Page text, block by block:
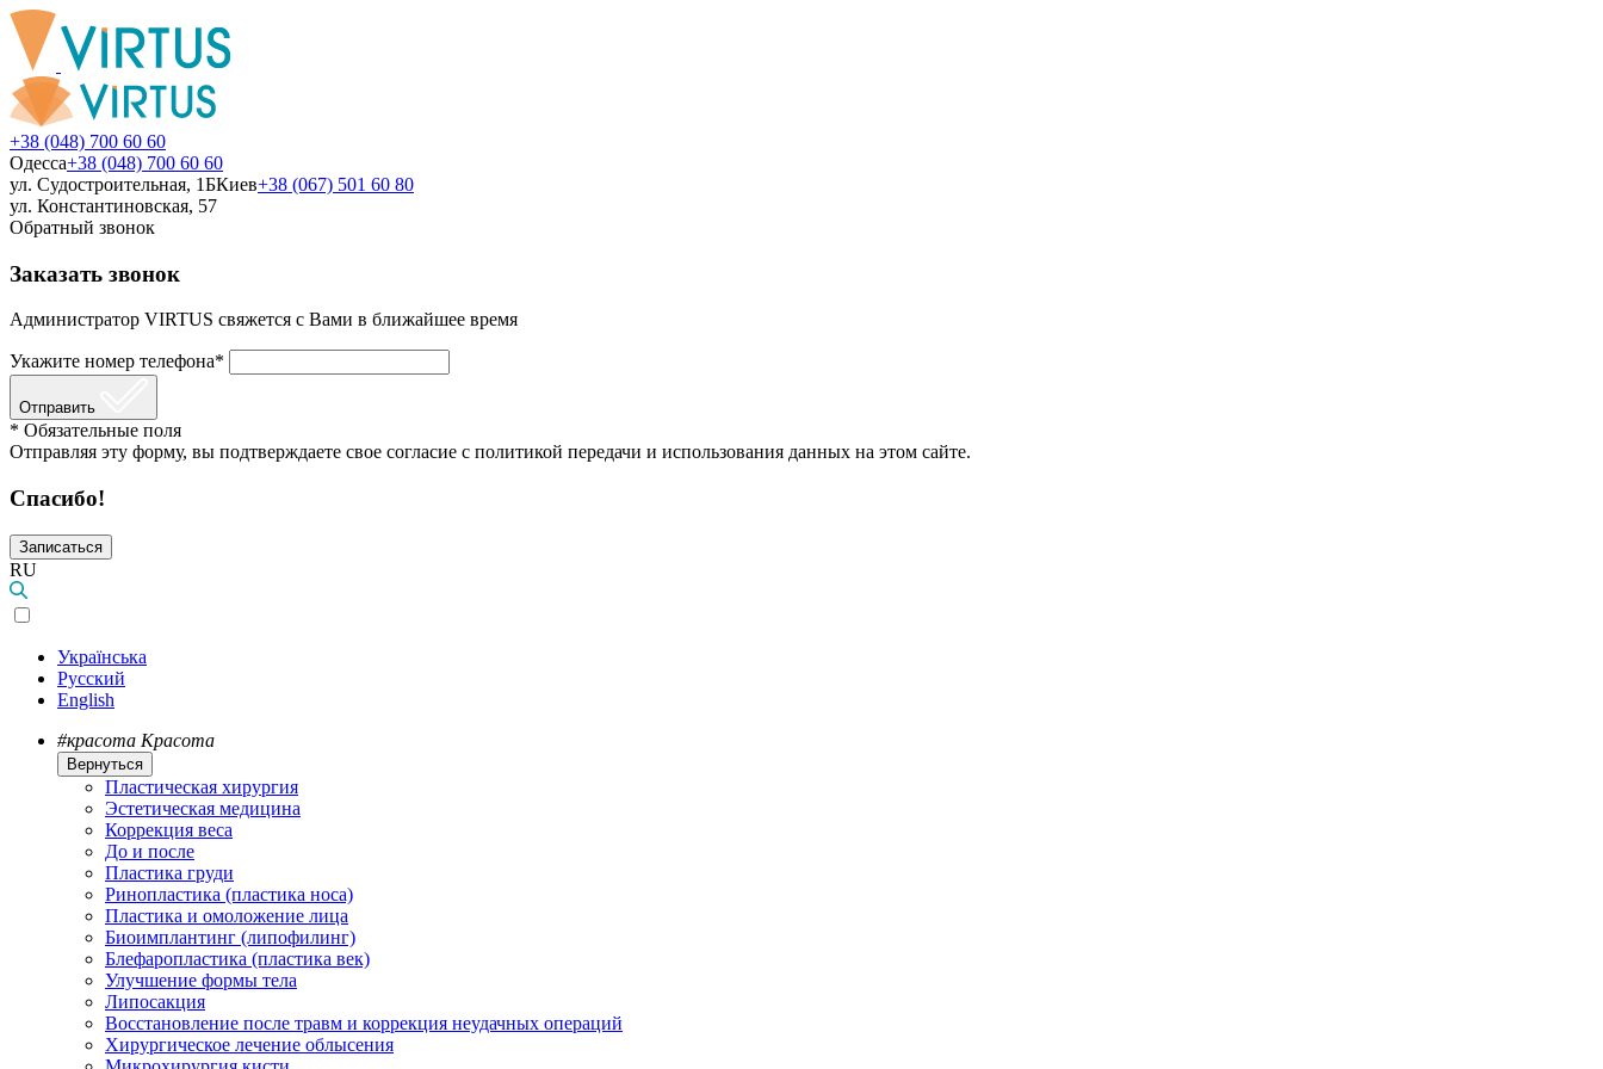
+38 (048) 700 60 60
Одесса+38 (048) 700 60 60
ул. Судостроительная, 1БКиев+38 (067) 501 60 80
ул. Константиновская, 57
Обратный звонок
Заказать звонок
Администратор VIRTUS свяжется с Вами в ближайшее время
Укажите номер телефона*
Отправить
* Обязательные поля
Отправляя эту форму, вы подтверждаете свое согласие с политикой передачи и использования данных на этом сайте.
Спасибо!
Записаться
RU
Українська
Русский
English
#красота Красота
Вернуться
Пластическая хирургия
Эстетическая медицина
Коррекция веса
До и после
Пластика груди
Ринопластика (пластика носа)
Пластика и омоложение лица
Биоимплантинг (липофилинг)
Блефаропластика (пластика век)
Улучшение формы тела
Липосакция
Восстановление после травм и коррекция неудачных операций
Хирургическое лечение облысения